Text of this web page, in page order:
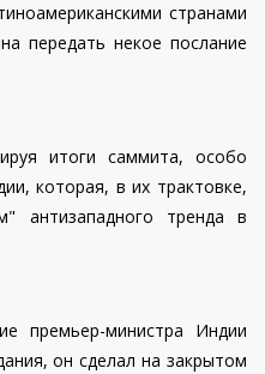
странами
передать некое послание
итоги саммита, особо
которая, в их трактовке,
антизападного тренда в
премьер-министра Индии
он сделал на закрытом